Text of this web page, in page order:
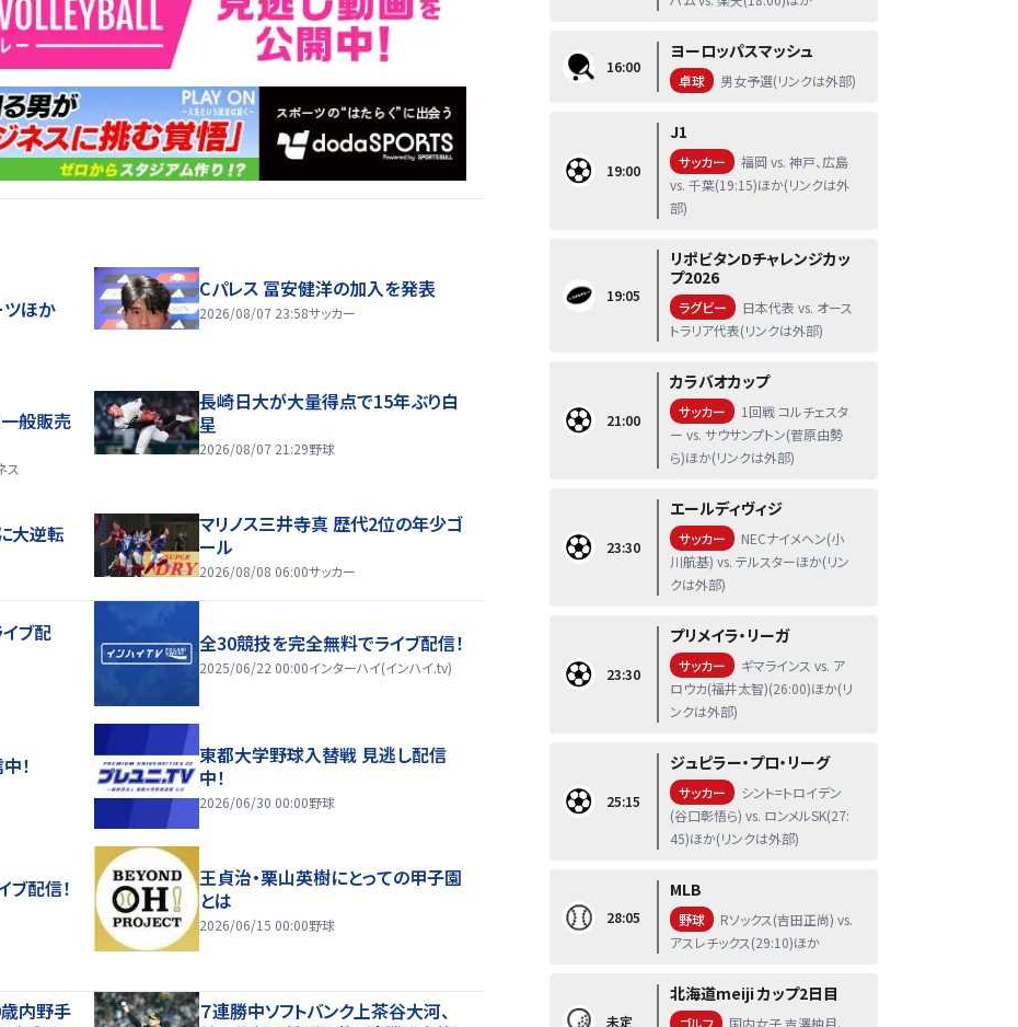
ツほか
Cパレス 冨安健洋の加入を発表
2026/08/07 23:58サッカー
般販売
ス
長崎日大が大量得点で15年ぶり白
星
2026/08/07 21:29野球
大逆転
マリノス三井寺真 歴代2位の年少ゴ
ール
2026/08/08 06:00サッカー
ブ配
全30競技を完全無料でライブ配信！
2025/06/22 00:00インターハイ(インハイ.tv)
！
東都大学野球入替戦 見逃し配信
中！
2026/06/30 00:00野球
配信！
王貞治・栗山英樹にとっての甲子園
とは
2026/06/15 00:00野球
内野手
７連勝中ソフトバンク上茶谷大河、
16:00
ヨーロッパスマッシュ
卓球 男女予選(リンクは外部)
19:00
J1
サッカー
福岡 vs. 神戸、広島
vs. 千葉(19:15)ほか(リンクは外
部)
19:05
リポビタンDチャレンジカッ
プ2026
ラグビー
日本代表 vs. オース
トラリア代表(リンクは外部)
21:00
カラバオカップ
サッカー
1回戦 コルチェスタ
ー vs. サウサンプトン(菅原由勢
ら)ほか(リンクは外部)
23:30
エールディヴィジ
サッカー
NECナイメヘン(小
川航基) vs. テルスターほか(リン
クは外部)
23:30
プリメイラ・リーガ
サッカー
ギマラインス vs. ア
ロウカ(福井太智)(26:00)ほか(リ
ンクは外部)
25:15
ジュピラー・プロ・リーグ
サッカー
シント=トロイデン
(谷口彰悟ら) vs. ロンメルSK(27:
45)ほか(リンクは外部)
28:05
MLB
野球
Rソックス(吉田正尚) vs.
アスレチックス(29:10)ほか
未定
北海道meiji カップ2日目